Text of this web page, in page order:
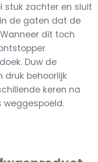
stuk zachter en sluit
de gaten dat de
dit toch
Duw de
druk behoorlijk
keren na
weggespoeld.